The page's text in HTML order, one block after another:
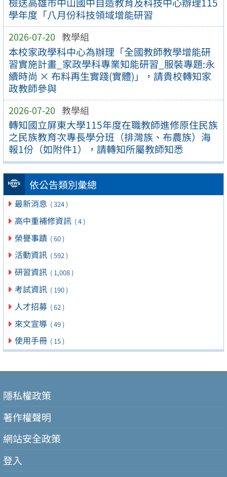
學年度「八月份科技領域增能研習
2026-07-20 教學組
本校家政學科中心為辦理「全國教師教學增能研
習實施計畫_家政學科專業知能研習_服裝專題:永
續時尚 × 布料再生實踐(實體)」，請貴校轉知家
政教師參與
2026-07-20 教學組
轉知國立屏東大學115年度在職教師進修原住民族
之民族教育次專長學分班（排灣族、布農族）海
報1份（如附件1），請轉知所屬教師知悉
依公告類別彙總
最新消息 ( 324 )
高中重補修資訊 ( 4 )
榮譽事蹟 ( 60 )
活動資訊 ( 592 )
研習資訊 ( 1,008 )
考試資訊 ( 190 )
人才招募 ( 62 )
來文宣導 ( 49 )
使用手冊 ( 15 )
隱私權政策
著作權聲明
網站安全政策
登入